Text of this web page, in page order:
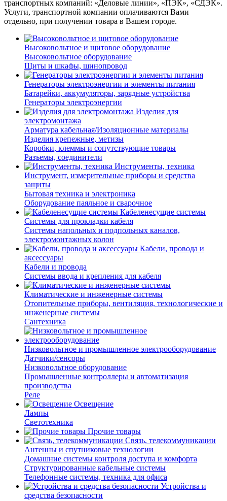
транспортных компаний: «Деловые линии», «ПЭК», «СДЭК».
Услуги, транспортной компании оплачиваются Вами
отдельно, при получении товара в Вашем городе.
Высоковольтное и щитовое оборудование
Высоковольтное оборудование
Щиты и шкафы, шинопровод
Генераторы электроэнергии и элементы питания
Батарейки, аккумуляторы, зарядные устройства
Генераторы электроэнергии
Изделия для
электромонтажа
Арматура кабельная/Изоляционные материалы
Изделия крепежные, метизы
Коробки, клеммы и сопутствующие товары
Разъемы, соединители
Инструменты, техника
Инструмент, измерительные приборы и средства
защиты
Бытовая техника и электроника
Оборудование паяльное и сварочное
Кабеленесущие системы
Системы для прокладки кабеля
Системы напольных и подпольных каналов,
электромонтажных колон
Кабели, провода и
аксессуары
Кабели и провода
Системы ввода и крепления для кабеля
Климатические и инженерные системы
Отопительные приборы, вентиляция, технологические и
инженерные системы
Сантехника
Низковольтное и промышленное электрооборудование
Датчики/сенсоры
Низковольтное оборудование
Промышленные контроллеры и автоматизация
производства
Реле
Освещение
Лампы
Светотехника
Прочие товары
Связь, телекоммуникации
Антенны и спутниковые технологии
Домашние системы контроля доступа и комфорта
Структурированные кабельные системы
Телефонные системы, техника для офиса
Устройства и
средства безопасности